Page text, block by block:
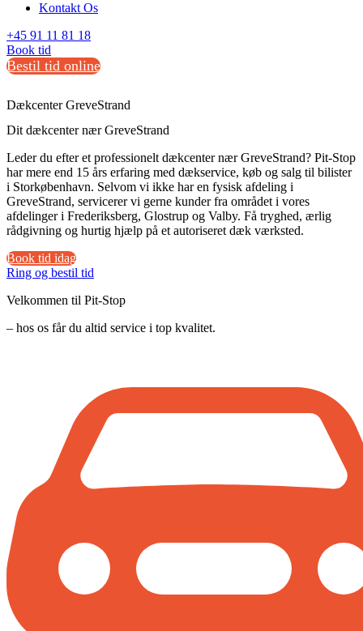
Kontakt Os
+45 91 11 81 18
Book tid
Bestil tid online
Dækcenter GreveStrand
Dit dækcenter nær GreveStrand
Leder du efter et professionelt dækcenter nær GreveStrand? Pit-Stop
har mere end 15 års erfaring med dækservice, køb og salg til bilister
i Storkøbenhavn. Selvom vi ikke har en fysisk afdeling i
GreveStrand, servicerer vi gerne kunder fra området i vores
afdelinger i Frederiksberg, Glostrup og Valby. Få tryghed, ærlig
rådgivning og hurtig hjælp på et autoriseret dæk værksted.
Book tid idag
Ring og bestil tid
Velkommen til Pit-Stop
– hos os får du altid service i top kvalitet.